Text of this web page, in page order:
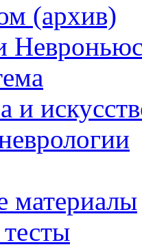
(архив)
и
материалы